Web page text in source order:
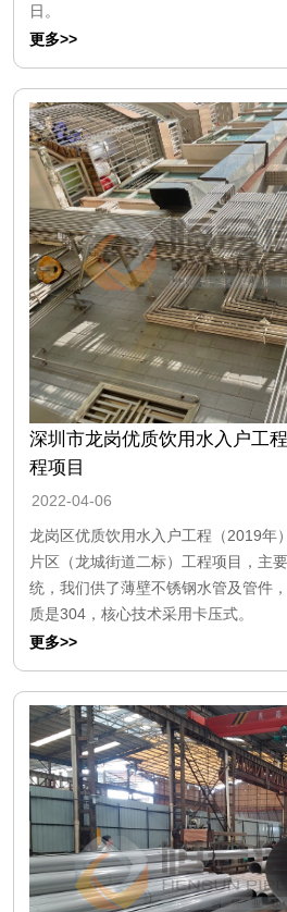
日。
更多>>
深圳市龙岗优质饮用水入户工
程项目
2022-04-06
龙岗区优质饮用水入户工程（2019年
片区（龙城街道二标）工程项目，主
统，我们供了薄壁不锈钢水管及管件
质是304，核心技术采用卡压式。
更多>>